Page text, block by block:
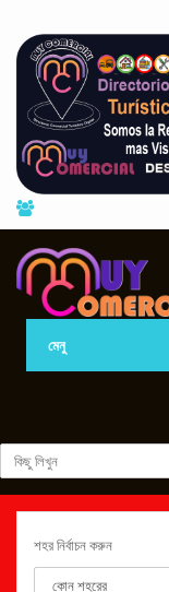
মেনু
শহর নির্বাচন করুন